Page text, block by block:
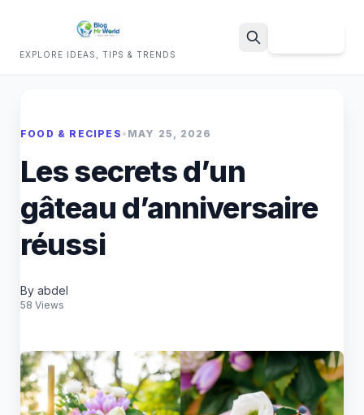
EXPLORE IDEAS, TIPS & TRENDS
FOOD & RECIPES • MAY 25, 2026
Les secrets d’un
gâteau d’anniversaire
réussi
By abdel
58 Views